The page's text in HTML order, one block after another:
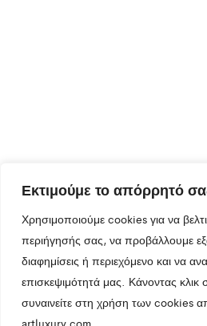
Εκτιμούμε το απόρρητό
Χρησιμοποιούμε cookies για να
περιήγησής σας, να προβάλλουμε
διαφημίσεις ή περιεχόμενο και να
επισκεψιμότητά μας. Κάνοντας
συναινείτε στη χρήση των cookies
artluxury.com